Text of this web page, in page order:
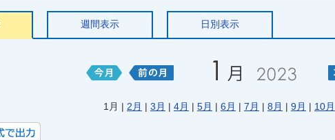
週間表示 日別表示
1月 | 2月 | 3月 | 4月 | 5月 | 6月 | 7月 | 8月 | 9月 | 10月